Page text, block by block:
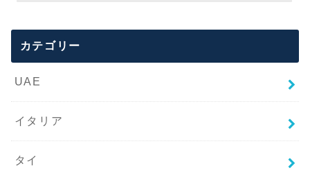
カテゴリー
UAE
イタリア
タイ